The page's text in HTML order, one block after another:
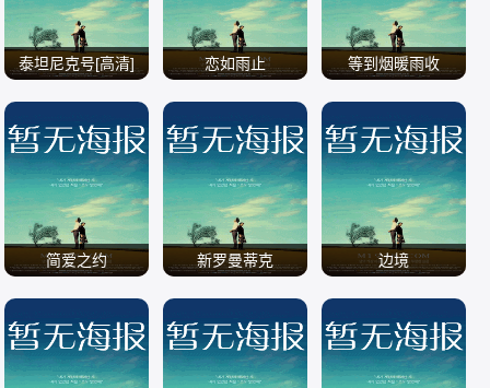
泰坦尼克号[高清]
/
恋如雨止
/
等到烟暖雨收
/
简爱之约
/
新罗曼蒂克
/
边境
/